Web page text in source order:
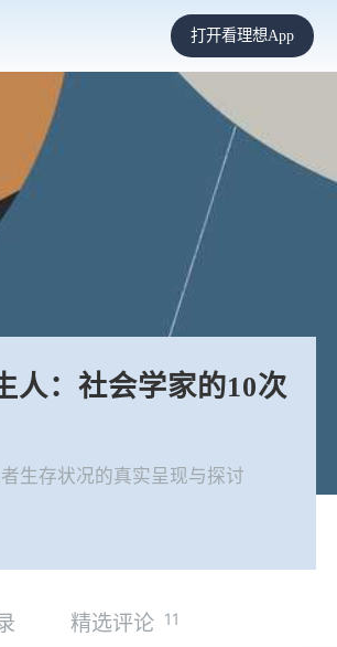
打开看理想App
人：社会学家的10次
生存状况的真实呈现与探讨
精选评论 11